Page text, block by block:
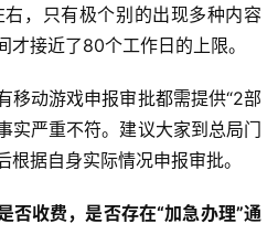
，只有极个别的出现多种内容
才接近了80个工作日的上限。
移动游戏申报审批都需提供“2部
实严重不符。建议大家到总局门
据自身实际情况申报审批。
否收费，是否存在“加急办理”通